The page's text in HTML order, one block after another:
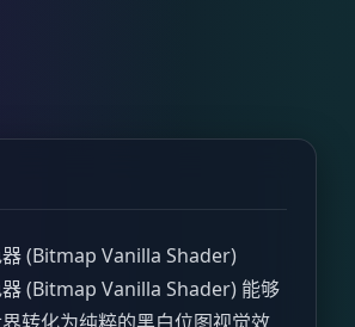
(Bitmap Vanilla Shader)
(Bitmap Vanilla Shader) 能够